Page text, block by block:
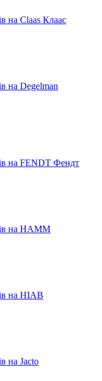
на Claas Клаас
на Degelman
на FENDT Фендт
на HAMM
на HIAB
на Jacto